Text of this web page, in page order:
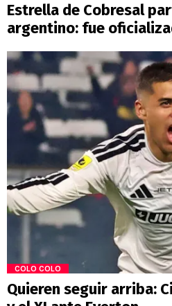
Estrella de Cobresal
argentino: fue
COLO COLO
Quieren seguir arriba: